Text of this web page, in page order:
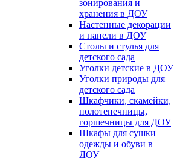
зонирования и
хранения в ДОУ
Настенные декорации
и панели в ДОУ
Столы и стулья для
детского сада
Уголки детские в ДОУ
Уголки природы для
детского сада
Шкафчики, скамейки,
полотенечницы,
горшечницы для ДОУ
Шкафы для сушки
одежды и обуви в
ДОУ